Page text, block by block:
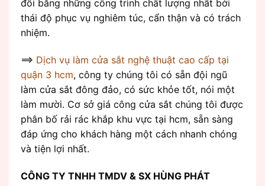
đối bằng những công trình chất lượng nhất bởi
thái độ phục vụ nghiêm túc, cẩn thận và có trách
nhiệm.
==> Dịch vụ làm cửa sắt nghệ thuật cao cấp tại
quận 3 hcm, công ty chúng tôi có sẵn đội ngũ
làm cửa sắt đông đảo, có sức khỏe tốt, nói một
làm mười. Cơ sở giá công cửa sắt chúng tôi được
phân bố rải rác khắp khu vực tại hcm, sẵn sàng
đáp ứng cho khách hàng một cách nhanh chóng
và tiện lợi nhất.
CÔNG TY TNHH TMDV & SX HÙNG PHÁT